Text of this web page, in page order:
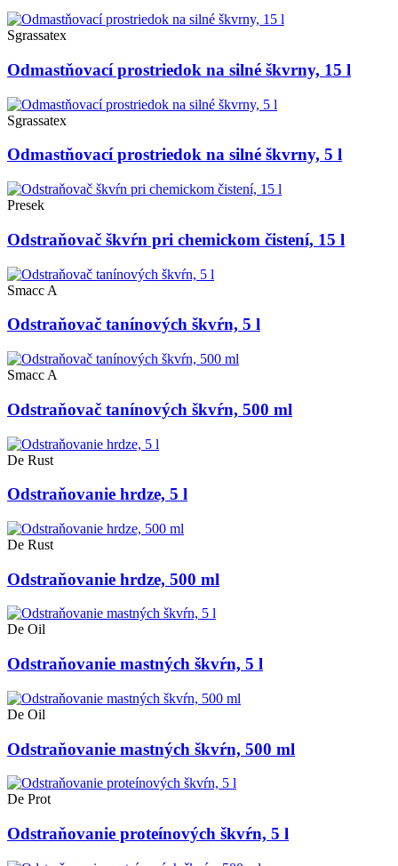
Sgrassatex
Odmastňovací prostriedok na silné škvrny, 15 l
Sgrassatex
Odmastňovací prostriedok na silné škvrny, 5 l
Presek
Odstraňovač škvŕn pri chemickom čistení, 15 l
Smacc A
Odstraňovač tanínových škvŕn, 5 l
Smacc A
Odstraňovač tanínových škvŕn, 500 ml
De Rust
Odstraňovanie hrdze, 5 l
De Rust
Odstraňovanie hrdze, 500 ml
De Oil
Odstraňovanie mastných škvŕn, 5 l
De Oil
Odstraňovanie mastných škvŕn, 500 ml
De Prot
Odstraňovanie proteínových škvŕn, 5 l